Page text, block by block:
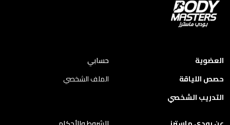
العضوية
حصص اللياقة
التدريب الشخصي
حسابي
الملف الشخصي